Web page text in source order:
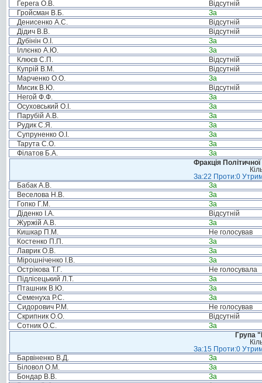
Герега О.В.
Відсутній
Гройсман В.Б.
За
Денисенко А.С.
Відсутній
Дідич В.В.
Відсутній
Дубінін О.І.
За
Іллєнко А.Ю.
За
Клюєв С.П.
Відсутній
Купрій В.М.
Відсутній
Марченко О.О.
За
Мисик В.Ю.
Відсутній
Негой Ф.Ф.
За
Осуховський О.І.
За
Парубій А.В.
За
Рудик С.Я.
За
Супруненко О.І.
За
Тарута С.О.
За
Філатов Б.А.
За
Фракція
За:22 Проти:0
Бабак А.В.
За
Веселова Н.В.
За
Гопко Г.М.
За
Діденко І.А.
Відсутній
Журжій А.В.
За
Кишкар П.М.
Не голосував
Костенко П.П.
За
Лаврик О.В.
За
Мірошніченко І.В.
За
Острікова Т.Г.
Не голосувала
Підлісецький Л.Т.
За
Пташник В.Ю.
За
Семенуха Р.С.
За
Сидорович Р.М.
Не голосував
Скрипник О.О.
Відсутній
Сотник О.С.
За
Група
За:15 Проти:0
Барвіненко В.Д.
За
Біловол О.М.
За
Бондар В.В.
За